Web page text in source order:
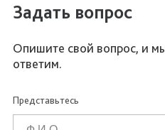
Задать вопрос
Опишите свой вопрос, и
ответим.
Представьтесь